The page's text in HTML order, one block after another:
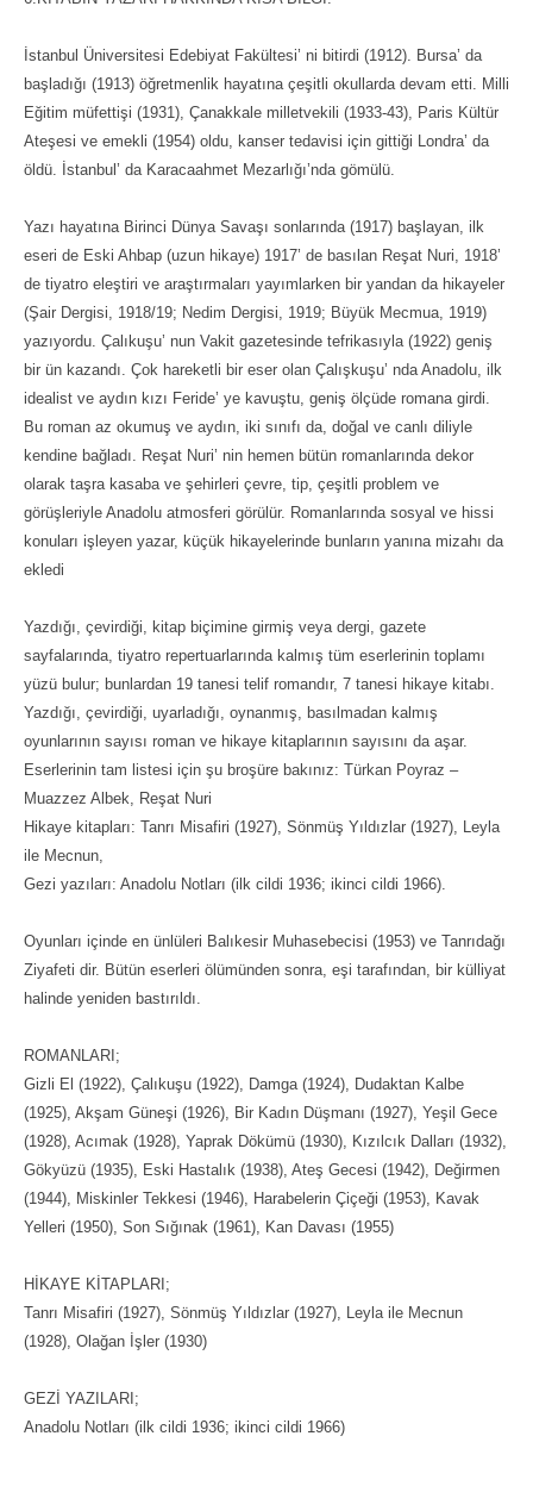
İstanbul Üniversitesi Edebiyat Fakültesi’ ni bitirdi (1912). Bursa’ da
başladığı (1913) öğretmenlik hayatına çeşitli okullarda devam etti. Milli
Eğitim müfettişi (1931), Çanakkale milletvekili (1933-43), Paris Kültür
Ateşesi ve emekli (1954) oldu, kanser tedavisi için gittiği Londra’ da
öldü. İstanbul’ da Karacaahmet Mezarlığı’nda gömülü.
Yazı hayatına Birinci Dünya Savaşı sonlarında (1917) başlayan, ilk
eseri de Eski Ahbap (uzun hikaye) 1917’ de basılan Reşat Nuri, 1918’
de tiyatro eleştiri ve araştırmaları yayımlarken bir yandan da hikayeler
(Şair Dergisi, 1918/19; Nedim Dergisi, 1919; Büyük Mecmua, 1919)
yazıyordu. Çalıkuşu’ nun Vakit gazetesinde tefrikasıyla (1922) geniş
bir ün kazandı. Çok hareketli bir eser olan Çalışkuşu’ nda Anadolu, ilk
idealist ve aydın kızı Feride’ ye kavuştu, geniş ölçüde romana girdi.
Bu roman az okumuş ve aydın, iki sınıfı da, doğal ve canlı diliyle
kendine bağladı. Reşat Nuri’ nin hemen bütün romanlarında dekor
olarak taşra kasaba ve şehirleri çevre, tip, çeşitli problem ve
görüşleriyle Anadolu atmosferi görülür. Romanlarında sosyal ve hissi
konuları işleyen yazar, küçük hikayelerinde bunların yanına mizahı da
ekledi
Yazdığı, çevirdiği, kitap biçimine girmiş veya dergi, gazete
sayfalarında, tiyatro repertuarlarında kalmış tüm eserlerinin toplamı
yüzü bulur; bunlardan 19 tanesi telif romandır, 7 tanesi hikaye kitabı.
Yazdığı, çevirdiği, uyarladığı, oynanmış, basılmadan kalmış
oyunlarının sayısı roman ve hikaye kitaplarının sayısını da aşar.
Eserlerinin tam listesi için şu broşüre bakınız: Türkan Poyraz –
Muazzez Albek, Reşat Nuri
Hikaye kitapları: Tanrı Misafiri (1927), Sönmüş Yıldızlar (1927), Leyla
ile Mecnun,
Gezi yazıları: Anadolu Notları (ilk cildi 1936; ikinci cildi 1966).
Oyunları içinde en ünlüleri Balıkesir Muhasebecisi (1953) ve Tanrıdağı
Ziyafeti dir. Bütün eserleri ölümünden sonra, eşi tarafından, bir külliyat
halinde yeniden bastırıldı.
ROMANLARI;
Gizli El (1922), Çalıkuşu (1922), Damga (1924), Dudaktan Kalbe
(1925), Akşam Güneşi (1926), Bir Kadın Düşmanı (1927), Yeşil Gece
(1928), Acımak (1928), Yaprak Dökümü (1930), Kızılcık Dalları (1932),
Gökyüzü (1935), Eski Hastalık (1938), Ateş Gecesi (1942), Değirmen
(1944), Miskinler Tekkesi (1946), Harabelerin Çiçeği (1953), Kavak
Yelleri (1950), Son Sığınak (1961), Kan Davası (1955)
HİKAYE KİTAPLARI;
Tanrı Misafiri (1927), Sönmüş Yıldızlar (1927), Leyla ile Mecnun
(1928), Olağan İşler (1930)
GEZİ YAZILARI;
Anadolu Notları (ilk cildi 1936; ikinci cildi 1966)